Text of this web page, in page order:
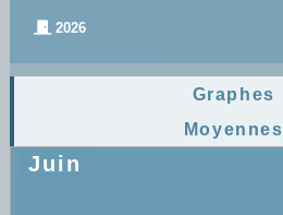
2026
Graphes
Moyennes
Juin